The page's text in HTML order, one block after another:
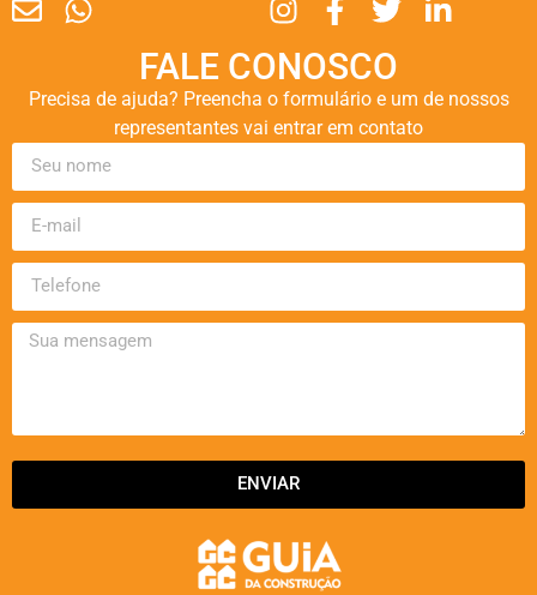
FALE CONOSCO
Precisa de ajuda? Preencha o formulário e um de nossos
representantes vai entrar em contato
ENVIAR